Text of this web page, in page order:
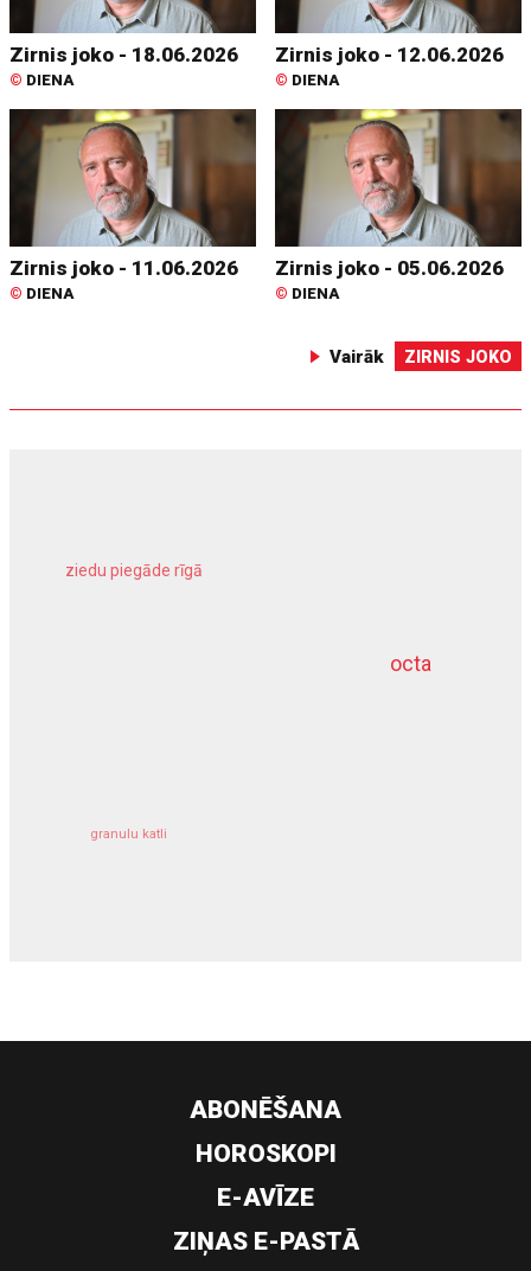
Zirnis joko - 18.06.2026
© DIENA
Zirnis joko - 12.06.2026
© DIENA
Zirnis joko - 11.06.2026
© DIENA
Zirnis joko - 05.06.2026
© DIENA
Vairāk ZIRNIS JOKO
octa
ziedu piegāde rīgā
granulu katli
dziļurbums
ABONĒŠANA
HOROSKOPI
E-AVĪZE
ZIŅAS E-PASTĀ